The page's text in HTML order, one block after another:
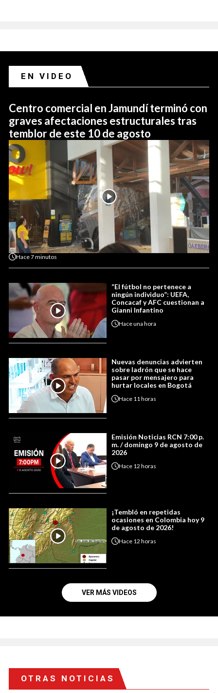
EN VIDEO
Centro comercial en Jamundí terminó con
graves afectaciones estructurales tras
temblor de este 10 de agosto
Hace7 minutos
“El fútbol no pertenece a
ningún individuo”: UEFA,
Concacaf y AFC cuestionan a
Gianni Infantino
Haceuna hora
Nuevas denuncias advierten
sobre ladrón que se hace
pasar por mensajero para
hurtar locales en Bogotá
Hace 11 horas
Emisión Noticias RCN 7:00 p.
m. / domingo 9 de agosto de
2026
Hace 12 horas
¡Tembló en repetidas
ocasiones en Colombia hoy 9
de agosto de 2026!
Hace 12 horas
VER MÁS VIDEOS
OTRAS NOTICIAS